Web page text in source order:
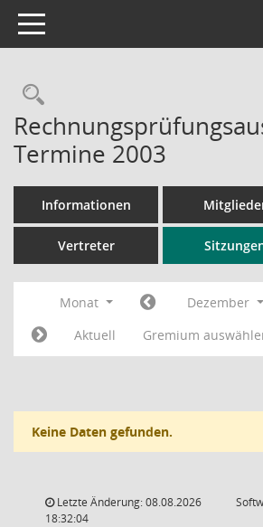
Toggle navigation
Rechercheauswahl
Termine 2003
Informationen
Vertreter
Monat Dezember
Aktuell
Gremium
Keine Daten gefunden.
Letzte Änderung: 08.08.2026
18:32:04